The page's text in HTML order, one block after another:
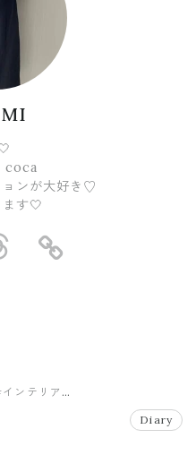
coca
ョンが大好き♡
す🤍
https://
ンテリア
Diary